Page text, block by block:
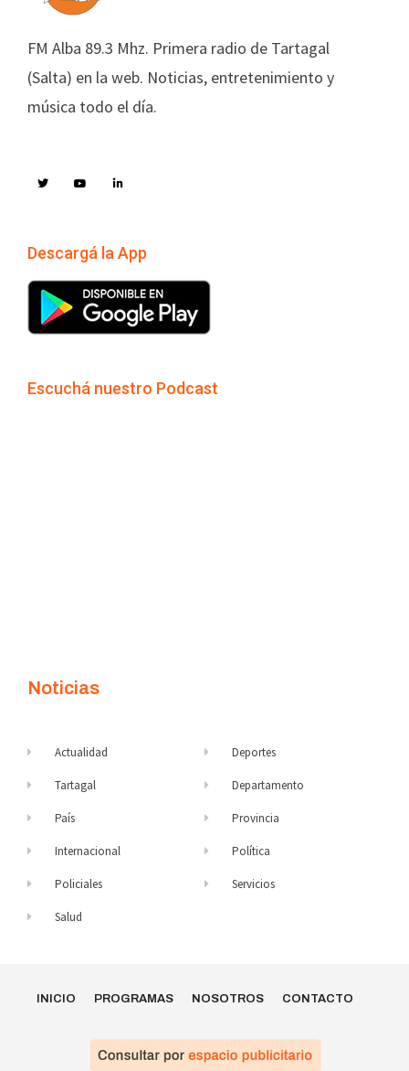
FM Alba 89.3 Mhz. Primera radio de Tartagal
(Salta) en la web. Noticias, entretenimiento y
música todo el día.
Descargá la App
Escuchá nuestro Podcast
Noticias
Actualidad
Tartagal
País
Internacional
Policiales
Salud
Deportes
Departamento
Provincia
Política
Servicios
INICIO PROGRAMAS NOSOTROS CONTACTO